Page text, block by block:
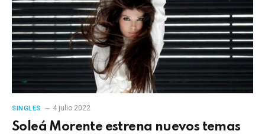
SINGLES 4 julio 2022
Soleá Morente estrena nuevos temas